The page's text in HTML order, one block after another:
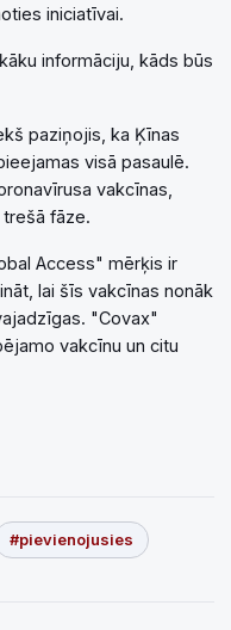
iniciatīvai.
informāciju, kāds būs
paziņojis, ka Ķīnas
visā pasaulē.
vakcīnas,
fāze.
Access" mērķis ir
lai šīs vakcīnas nonāk
"Covax"
vakcīnu un citu
#pievienojusies